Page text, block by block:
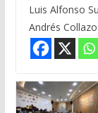
Luis Alfonso
Andrés